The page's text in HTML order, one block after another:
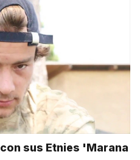
sus Etnies 'Marana